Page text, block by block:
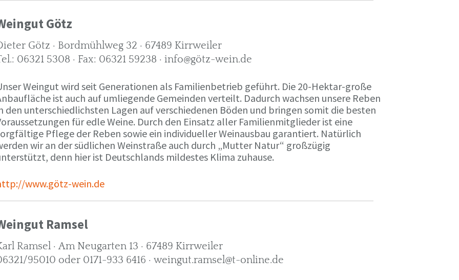
Götz
Götz · Bordmühlweg 32 · 67489 Kirrweiler
06321 5308 · Fax: 06321 59238 · info@götz-wein.de
Weingut wird seit Generationen als Familienbetrieb geführt. Die 20-Hektar-große
ist auch auf umliegende Gemeinden verteilt. Dadurch wachsen unsere Reben
den unterschiedlichsten Lagen auf verschiedenen Böden und bringen somit die besten
für edle Weine. Durch den Einsatz aller Familienmitglieder ist eine
Pflege der Reben sowie ein individueller Weinausbau garantiert. Natürlich
wir an der südlichen Weinstraße auch durch „Mutter Natur“ großzügig
denn hier ist Deutschlands mildestes Klima zuhause.
www.götz-wein.de
Ramsel
Ramsel · Am Neugarten 13 · 67489 Kirrweiler
95010 oder 0171-933 6416 · weingut.ramsel@t-online.de